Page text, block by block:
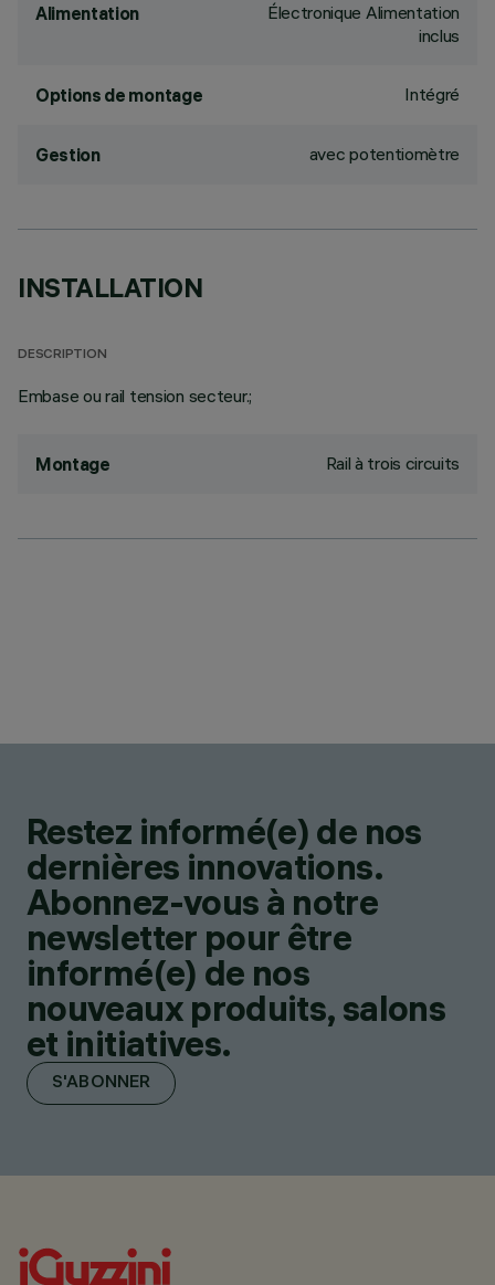
Alimentation
Électronique Alimentation
inclus
Options de montage Intégré
Gestion avec potentiomètre
INSTALLATION
DESCRIPTION
Embase ou rail tension secteur.;
Montage Rail à trois circuits
Restez informé(e) de nos
dernières innovations.
Abonnez-vous à notre
newsletter pour être
informé(e) de nos
nouveaux produits, salons
et initiatives.
S'ABONNER